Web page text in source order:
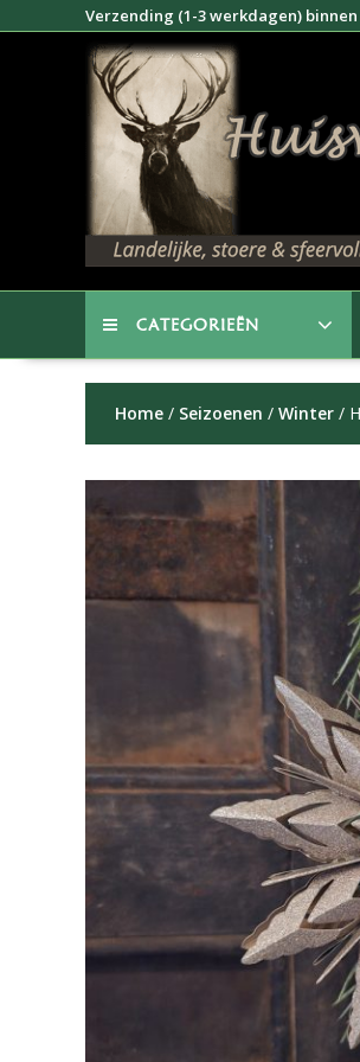
naar
Verzending (1-3 werkdagen)
CATEGORIEËN
Home / Seizoenen / Winter /